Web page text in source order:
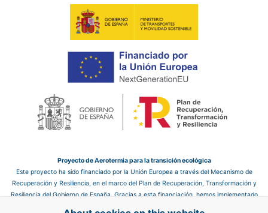
Proyecto de Aerotermia para la transición ecológica
Este proyecto ha sido financiado por la Unión Europea a través del Mecanismo de
Recuperación y Resiliencia, en el marco del Plan de Recuperación, Transformación y
Resiliencia del Gobierno de España. Gracias a esta financiación, hemos implementado